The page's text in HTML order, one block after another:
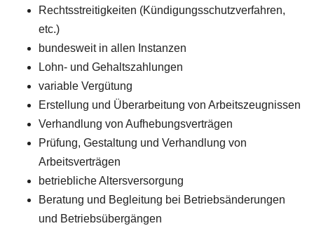
Rechtsstreitigkeiten (Kündigungsschutzverfahren,
etc.)
bundesweit in allen Instanzen
Lohn- und Gehaltszahlungen
variable Vergütung
Erstellung und Überarbeitung von Arbeitszeugnissen
Verhandlung von Aufhebungsverträgen
Prüfung, Gestaltung und Verhandlung von
Arbeitsverträgen
betriebliche Altersversorgung
Beratung und Begleitung bei Betriebsänderungen
und Betriebsübergängen